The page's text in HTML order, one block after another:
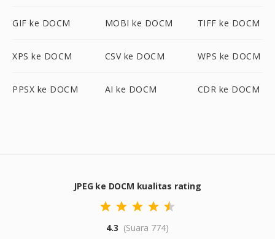
GIF ke DOCM MOBI ke DOCM TIFF ke DOCM
XPS ke DOCM CSV ke DOCM WPS ke DOCM
PPSX ke DOCM AI ke DOCM CDR ke DOCM
JPEG ke DOCM kualitas rating
4.3 (Suara 774)